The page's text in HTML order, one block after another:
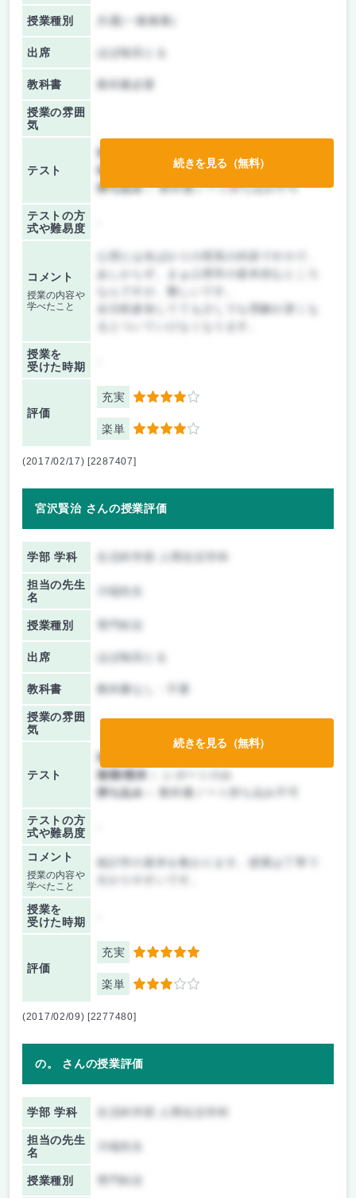
授業種別 共通(一般教養)
出席 ほぼ毎回とる
教科書 教科書必要
授業の雰囲
気
テスト
前期/中間：
後期/期末：
テストのみ
持ち込み：教科書ノート持ち込み不可
テストの方
式や難易度
コメント
授業の内容や
学べたこと
あしからず。まぁ心理学の基本的なところ
全日程参加してても少しでも理解が遅くな
授業を
受けた時期
評価
充実 4
楽単 4
続きを見る（無料）
(2017/02/17) [2287407]
宮沢賢治 さんの授業評価
学部 学科
担当の先生
名
川端先生
授業種別
出席 ほぼ毎回とる
教科書 教科書なし・不要
授業の雰囲
気
テスト
前期/中間：
後期/期末：
持ち込み：
教科書ノート持ち込み不可
テストの方
式や難易度
コメント
授業の内容や
学べたこと
授業を
受けた時期
評価
充実 5
楽単 3
続きを見る（無料）
(2017/02/09) [2277480]
の。 さんの授業評価
学部 学科
担当の先生
名
川端先生
授業種別